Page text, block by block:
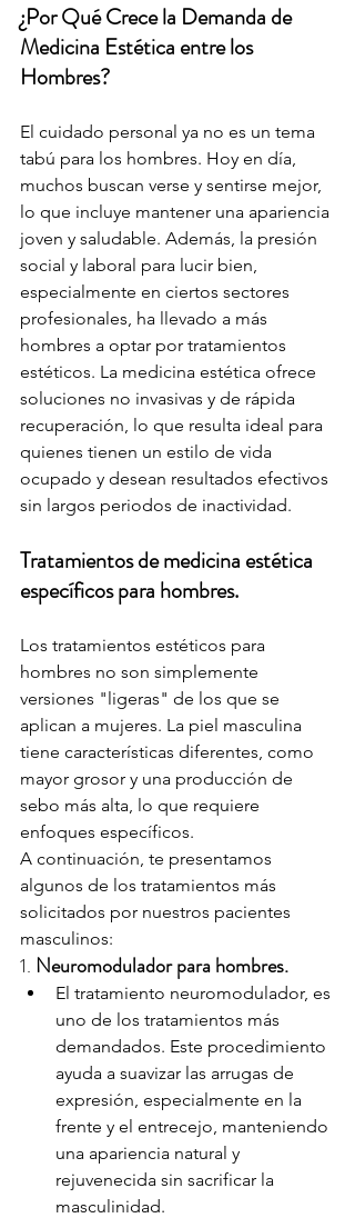
¿Por Qué Crece la Demanda de
Medicina Estética entre los
Hombres?
El cuidado personal ya no es un tema
tabú para los hombres. Hoy en día,
muchos buscan verse y sentirse mejor,
lo que incluye mantener una apariencia
joven y saludable. Además, la presión
social y laboral para lucir bien,
especialmente en ciertos sectores
profesionales, ha llevado a más
hombres a optar por tratamientos
estéticos. La medicina estética ofrece
soluciones no invasivas y de rápida
recuperación, lo que resulta ideal para
quienes tienen un estilo de vida
ocupado y desean resultados efectivos
sin largos periodos de inactividad.
Tratamientos de medicina estética
específicos para hombres.
Los tratamientos estéticos para
hombres no son simplemente
versiones "ligeras" de los que se
aplican a mujeres. La piel masculina
tiene características diferentes, como
mayor grosor y una producción de
sebo más alta, lo que requiere
enfoques específicos.
A continuación, te presentamos
algunos de los tratamientos más
solicitados por nuestros pacientes
masculinos:
1. Neuromodulador para hombres.
El tratamiento neuromodulador, es
uno de los tratamientos más
demandados. Este procedimiento
ayuda a suavizar las arrugas de
expresión, especialmente en la
frente y el entrecejo, manteniendo
una apariencia natural y
rejuvenecida sin sacrificar la
masculinidad.